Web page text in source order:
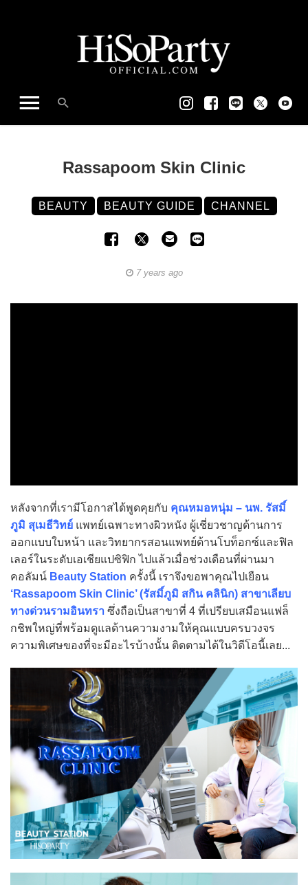
Rassapoom Skin Clinic
BEAUTY BEAUTY GUIDE CHANNEL
7 years ago
หลังจากที่เรามีโอกาสได้พูดคุยกับ คุณหมอหนุ่ม – นพ. รัสมิ์
ภูมิ สุเมธีวิทย์ แพทย์เฉพาะทางผิวหนัง ผู้เชี่ยวชาญด้านการ
ออกแบบใบหน้า และวิทยากรสอนแพทย์ด้านโบท็อกซ์และฟิล
เลอร์ในระดับเอเชียแปซิฟิก ไปแล้วเมื่อช่วงเดือนที่ผ่านมา
คอลัมน์ Beauty Station ครั้งนี้ เราจึงขอพาคุณไปเยือน
‘Rassapoom Skin Clinic’ (รัสมิ์ภูมิ สกิน คลินิก) สาขาเลียบ
ทางด่วนรามอินทรา ซึ่งถือเป็นสาขาที่ 4 ที่เปรียบเสมือนแฟล็
กชิพใหญ่ที่พร้อมดูแลด้านความงามให้คุณแบบครบวงจร
ความพิเศษของที่จะมีอะไรบ้างนั้น ติดตามได้ในวิดีโอนี้เลย...